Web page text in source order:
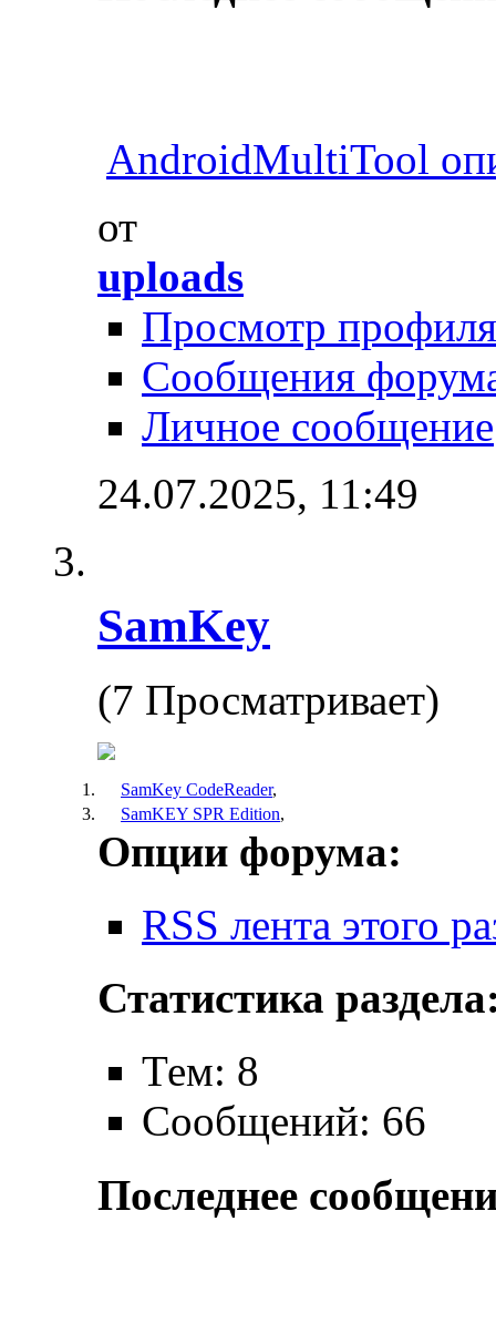
AndroidMultiTool
от
uploads
Просмотр профиля
Сообщения
Личное сообщение
24.07.2025, 11:49
SamKey
(7 Просматривает)
SamKey CodeReader,
SamKEY SPR Edition,
Опции форума:
RSS лента этого
Статистика
Тем: 8
Сообщений: 66
Последнее